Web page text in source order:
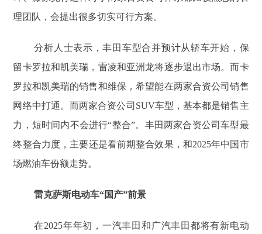
理团队，会提出很多切实可行方案。
分析人士表示，丰田车型合并预计从轿车开始，保
留卡罗拉和凯美瑞，雷凌和亚洲龙将逐步退出市场。而卡
罗拉和凯美瑞的销售和维保，希望能在两家合资公司销售
网络中打通。而两家合资公司SUV车型，基本都是销售主
力，短时间内不会进行“整合”。丰田两家合资公司车型最
终整合力度，主要还是看前期整合效果，和2025年中国市
场燃油车份额走势。
雷克萨斯电动车“国产”前景
在2025年年初，一汽丰田和广汽丰田都将有新电动